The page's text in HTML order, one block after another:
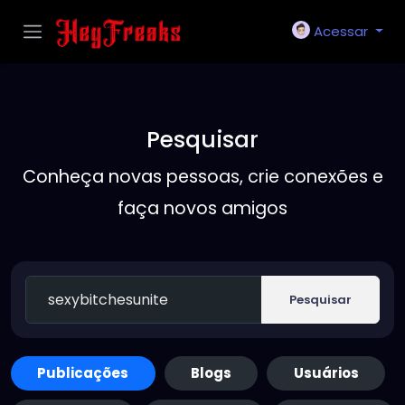
Acessar
Pesquisar
Conheça novas pessoas, crie conexões e
faça novos amigos
Pesquisar
Publicações Blogs Usuários